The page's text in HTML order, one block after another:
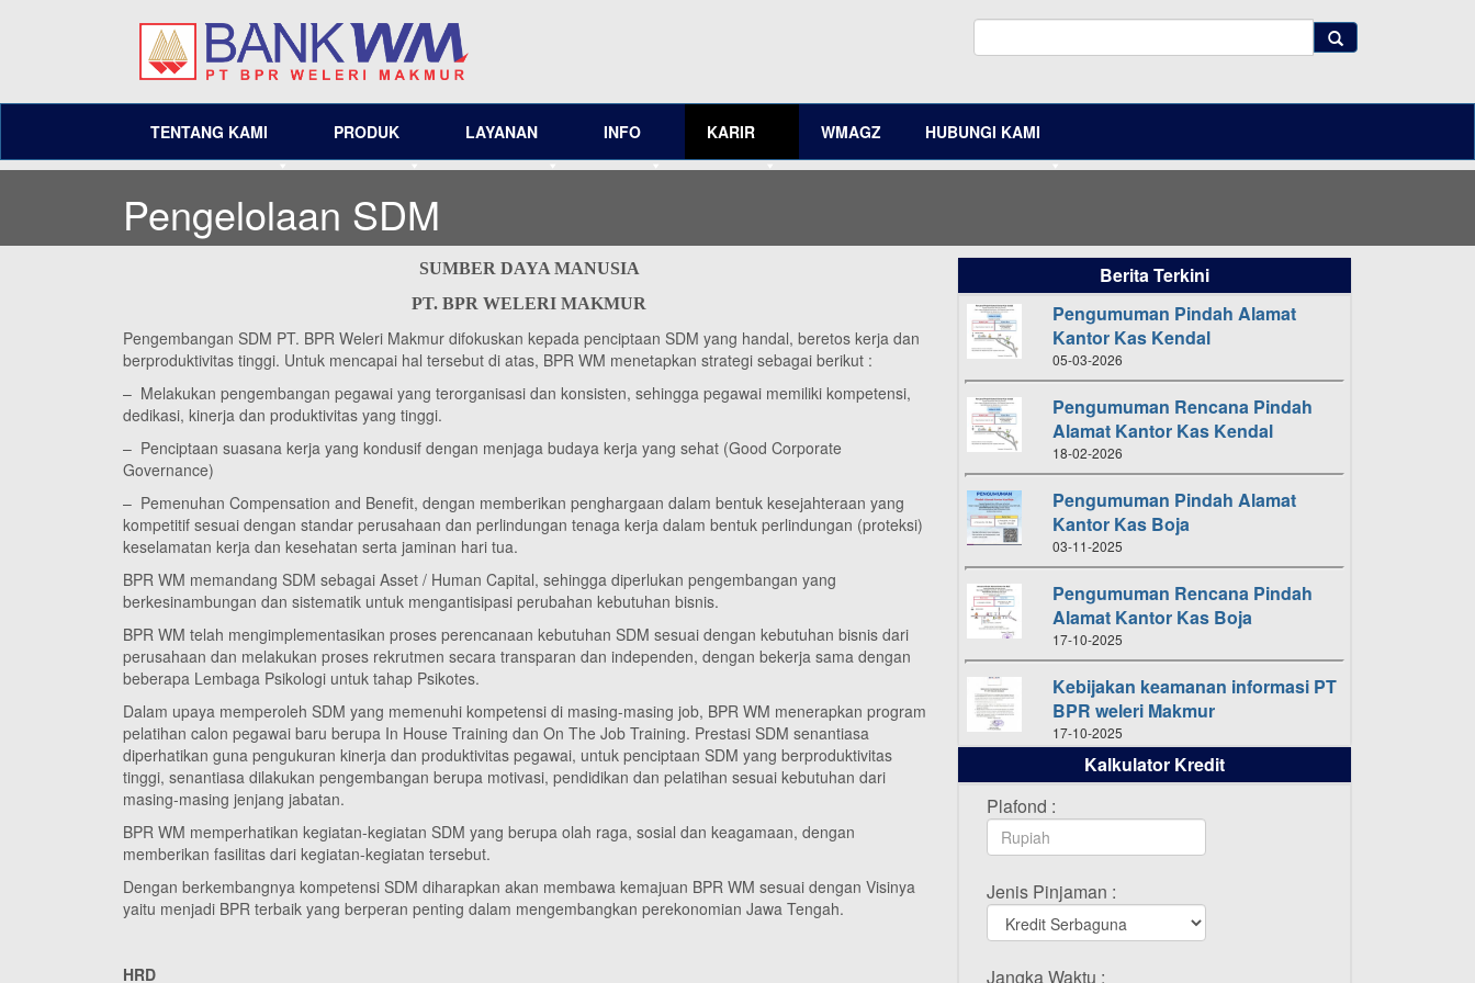
TENTANG KAMI PRODUK LAYANAN INFO KARIR WMAGZ HUBUNGI KAMI
Pengelolaan SDM
SUMBER DAYA MANUSIA
PT. BPR WELERI MAKMUR
Pengembangan SDM PT. BPR Weleri Makmur difokuskan kepada penciptaan SDM yang handal, beretos kerja dan
berproduktivitas tinggi. Untuk mencapai hal tersebut di atas, BPR WM menetapkan strategi sebagai berikut :
– Melakukan pengembangan pegawai yang terorganisasi dan konsisten, sehingga pegawai memiliki kompetensi,
dedikasi, kinerja dan produktivitas yang tinggi.
– Penciptaan suasana kerja yang kondusif dengan menjaga budaya kerja yang sehat (Good Corporate
Governance)
– Pemenuhan Compensation and Benefit, dengan memberikan penghargaan dalam bentuk kesejahteraan yang
kompetitif sesuai dengan standar perusahaan dan perlindungan tenaga kerja dalam bentuk perlindungan (proteksi)
keselamatan kerja dan kesehatan serta jaminan hari tua.
BPR WM memandang SDM sebagai Asset / Human Capital, sehingga diperlukan pengembangan yang
berkesinambungan dan sistematik untuk mengantisipasi perubahan kebutuhan bisnis.
BPR WM telah mengimplementasikan proses perencanaan kebutuhan SDM sesuai dengan kebutuhan bisnis dari
perusahaan dan melakukan proses rekrutmen secara transparan dan independen, dengan bekerja sama dengan
beberapa Lembaga Psikologi untuk tahap Psikotes.
Dalam upaya memperoleh SDM yang memenuhi kompetensi di masing-masing job, BPR WM menerapkan program
pelatihan calon pegawai baru berupa In House Training dan On The Job Training. Prestasi SDM senantiasa
diperhatikan guna pengukuran kinerja dan produktivitas pegawai, untuk penciptaan SDM yang berproduktivitas
tinggi, senantiasa dilakukan pengembangan berupa motivasi, pendidikan dan pelatihan sesuai kebutuhan dari
masing-masing jenjang jabatan.
BPR WM memperhatikan kegiatan-kegiatan SDM yang berupa olah raga, sosial dan keagamaan, dengan
memberikan fasilitas dari kegiatan-kegiatan tersebut.
Dengan berkembangnya kompetensi SDM diharapkan akan membawa kemajuan BPR WM sesuai dengan Visinya
yaitu menjadi BPR terbaik yang berperan penting dalam mengembangkan perekonomian Jawa Tengah.
HRD
Berita Terkini
Pengumuman Pindah Alamat
Kantor Kas Kendal
05-03-2026
Pengumuman Rencana Pindah
Alamat Kantor Kas Kendal
18-02-2026
Pengumuman Pindah Alamat
Kantor Kas Boja
03-11-2025
Pengumuman Rencana Pindah
Alamat Kantor Kas Boja
17-10-2025
Kebijakan keamanan informasi PT
BPR weleri Makmur
17-10-2025
Daftar Pemenang Undian
TAMASHA Bulan Oktober 2025
16-10-2025
TAMASHA Bulan September 2025
20-09-2025
Daftar Pemenang Undian
Kalkulator Kredit
Plafond :
Jenis Pinjaman :
Jangka Waktu :